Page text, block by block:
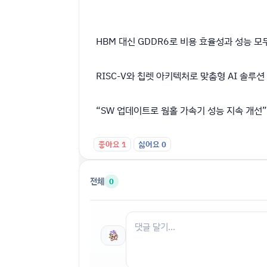
HBM 대신 GDDR6로 비용 효율성과 성능 모
RISC-V와 칩렛 아키텍처로 맞춤형 AI 솔루션
“SW 업데이트로 웜홀 가속기 성능 지속 개선”
좋아요1 싫어요0
전체 0